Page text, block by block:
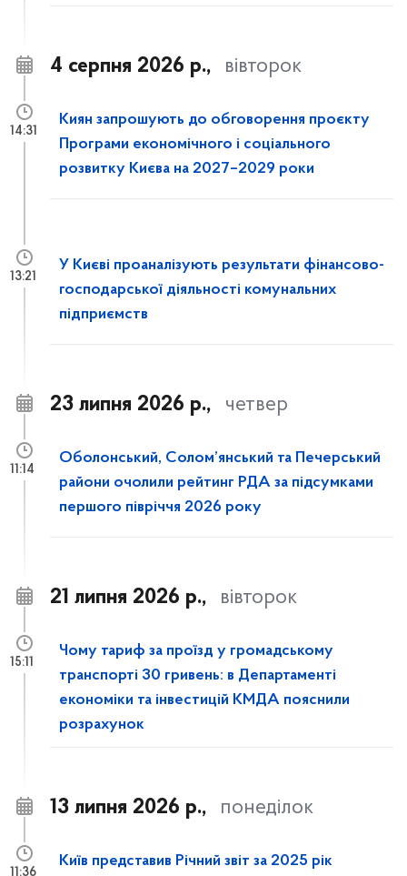
4 серпня 2026 р., вівторок
Киян запрошують до обговорення проєкту
Програми економічного і соціального
розвитку Києва на 2027–2029 роки
14:31
У Києві проаналізують результати фінансово-
господарської діяльності комунальних
підприємств
13:21
23 липня 2026 р., четвер
Оболонський, Солом’янський та Печерський
райони очолили рейтинг РДА за підсумками
першого півріччя 2026 року
11:14
21 липня 2026 р., вівторок
Чому тариф за проїзд у громадському
транспорті 30 гривень: в Департаменті
економіки та інвестицій КМДА пояснили
розрахунок
15:11
13 липня 2026 р., понеділок
Київ представив Річний звіт за 2025 рік
11:36